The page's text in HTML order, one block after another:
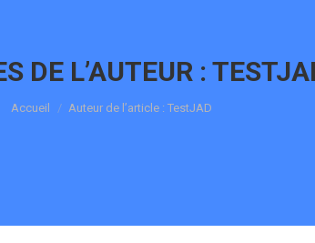
DE L’AUTEUR :
Vous êtes ici :
Accueil Auteur de l’article : TestJAD